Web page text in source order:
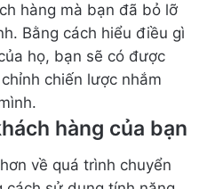
hàng mà bạn đã bỏ lỡ
Bằng cách hiểu điều gì
họ, bạn sẽ có được
chiến lược nhắm
hàng của bạn
về quá trình chuyển